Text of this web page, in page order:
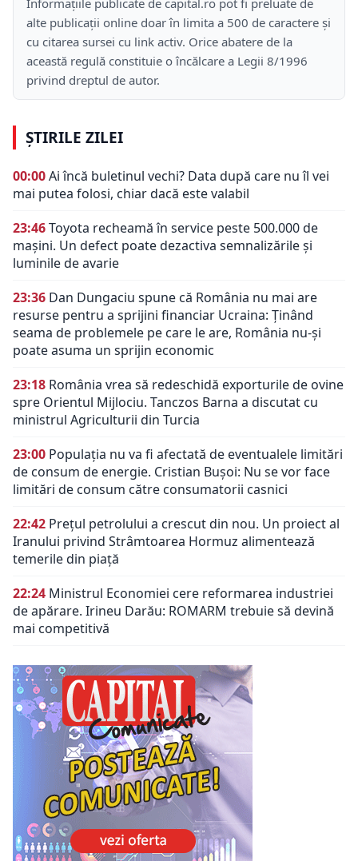
alte publicații online doar în limita a 500 de caractere și
cu citarea sursei cu link activ. Orice abatere de la
această regulă constituie o încălcare a Legii 8/1996
privind dreptul de autor.
ȘTIRILE ZILEI
00:00Ai încă buletinul vechi? Data după care nu îl vei
mai putea folosi, chiar dacă este valabil
23:46Toyota recheamă în service peste 500.000 de
mașini. Un defect poate dezactiva semnalizările și
luminile de avarie
23:36 Dan Dungaciu spune că România nu mai are
resurse pentru a sprijini financiar Ucraina: Ținând
seama de problemele pe care le are, România nu-și
poate asuma un sprijin economic
23:18 România vrea să redeschidă exporturile de ovine
spre Orientul Mijlociu. Tanczos Barna a discutat cu
ministrul Agriculturii din Turcia
23:00 Populația nu va fi afectată de eventualele limitări
de consum de energie. Cristian Bușoi: Nu se vor face
limitări de consum către consumatorii casnici
22:42 Prețul petrolului a crescut din nou. Un proiect al
Iranului privind Strâmtoarea Hormuz alimentează
temerile din piață
22:24 Ministrul Economiei cere reformarea industriei
de apărare. Irineu Darău: ROMARM trebuie să devină
mai competitivă